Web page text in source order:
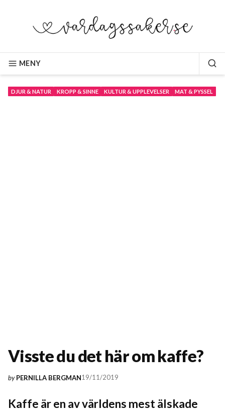
VARDAGSSAKER.SE
MENY
DJUR & NATUR KROPP & SINNE KULTUR & UPPLEVELSER MAT & PYSSEL
Visste du det här om kaffe?
by PERNILLA BERGMAN19/11/2019
Kaffe är en av världens mest älskade